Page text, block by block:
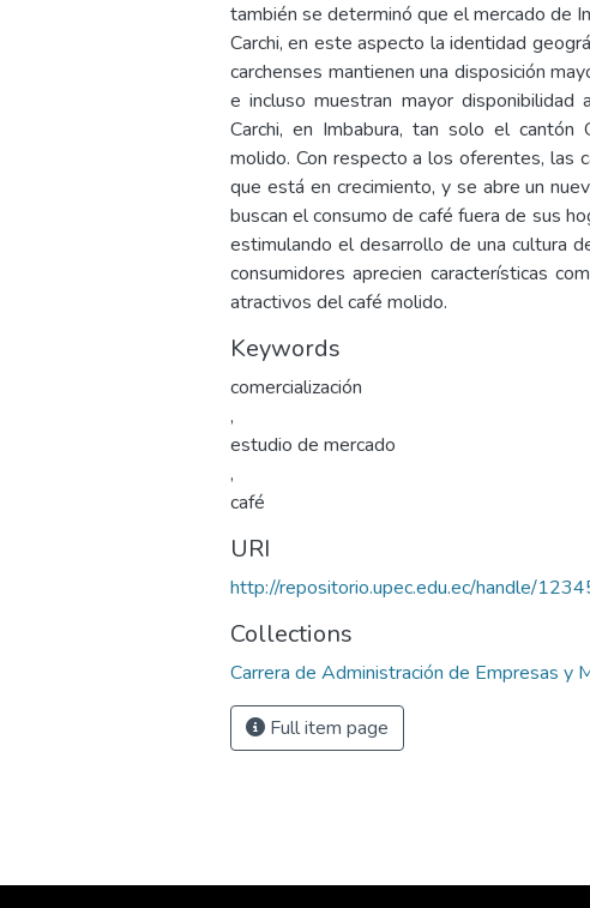
también se determinó que el mercado de
Carchi, en este aspecto la identidad
carchenses mantienen una disposición
e incluso muestran mayor
Carchi, en Imbabura, tan solo el cantón
molido. Con respecto a los oferentes, las
que está en crecimiento, y se abre un
buscan el consumo de café fuera de sus
estimulando el desarrollo de una cultura
consumidores aprecien características
atractivos del café molido.
Keywords
comercialización
,
estudio de mercado
,
café
URI
http://repositorio.upec.edu.ec/handle/
Collections
Carrera de Administración de Empresas y
Full item page